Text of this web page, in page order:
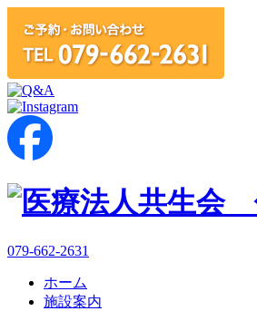
079-662-2631
ホーム
施設案内